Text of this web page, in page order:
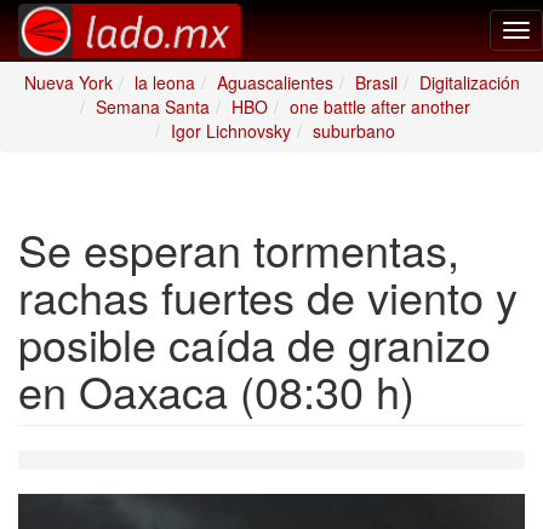
Nueva York
la leona Aguascalientes Brasil
Digitalización
Semana Santa
HBO
one battle after another
Igor Lichnovsky
suburbano
Se esperan tormentas,
rachas fuertes de viento y
posible caída de granizo
en Oaxaca (08:30 h)